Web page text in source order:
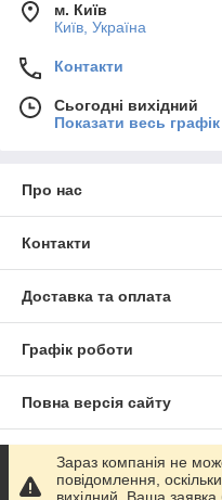
м. Київ
Київ, Україна
Контакти
Сьогодні вихідний
Показати весь
Про нас
Контакти
Доставка та оплата
Графік роботи
Повна версія сайту
Сайт створено на
Зараз компанія не
повідомлення,